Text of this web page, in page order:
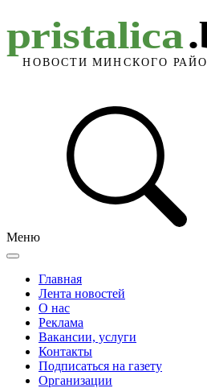
Меню
Главная
Лента новостей
О нас
Реклама
Вакансии, услуги
Контакты
Подписаться на газету
Организации